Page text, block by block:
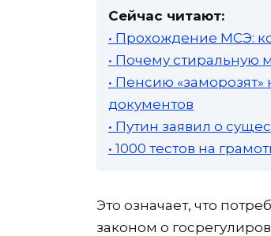
Сейчас читают:
• Прохождение МСЭ:
• Почему стиральную
• Пенсию
документов
• Путин заявил о
• 1000 тестов на
Это означает, что
законом о